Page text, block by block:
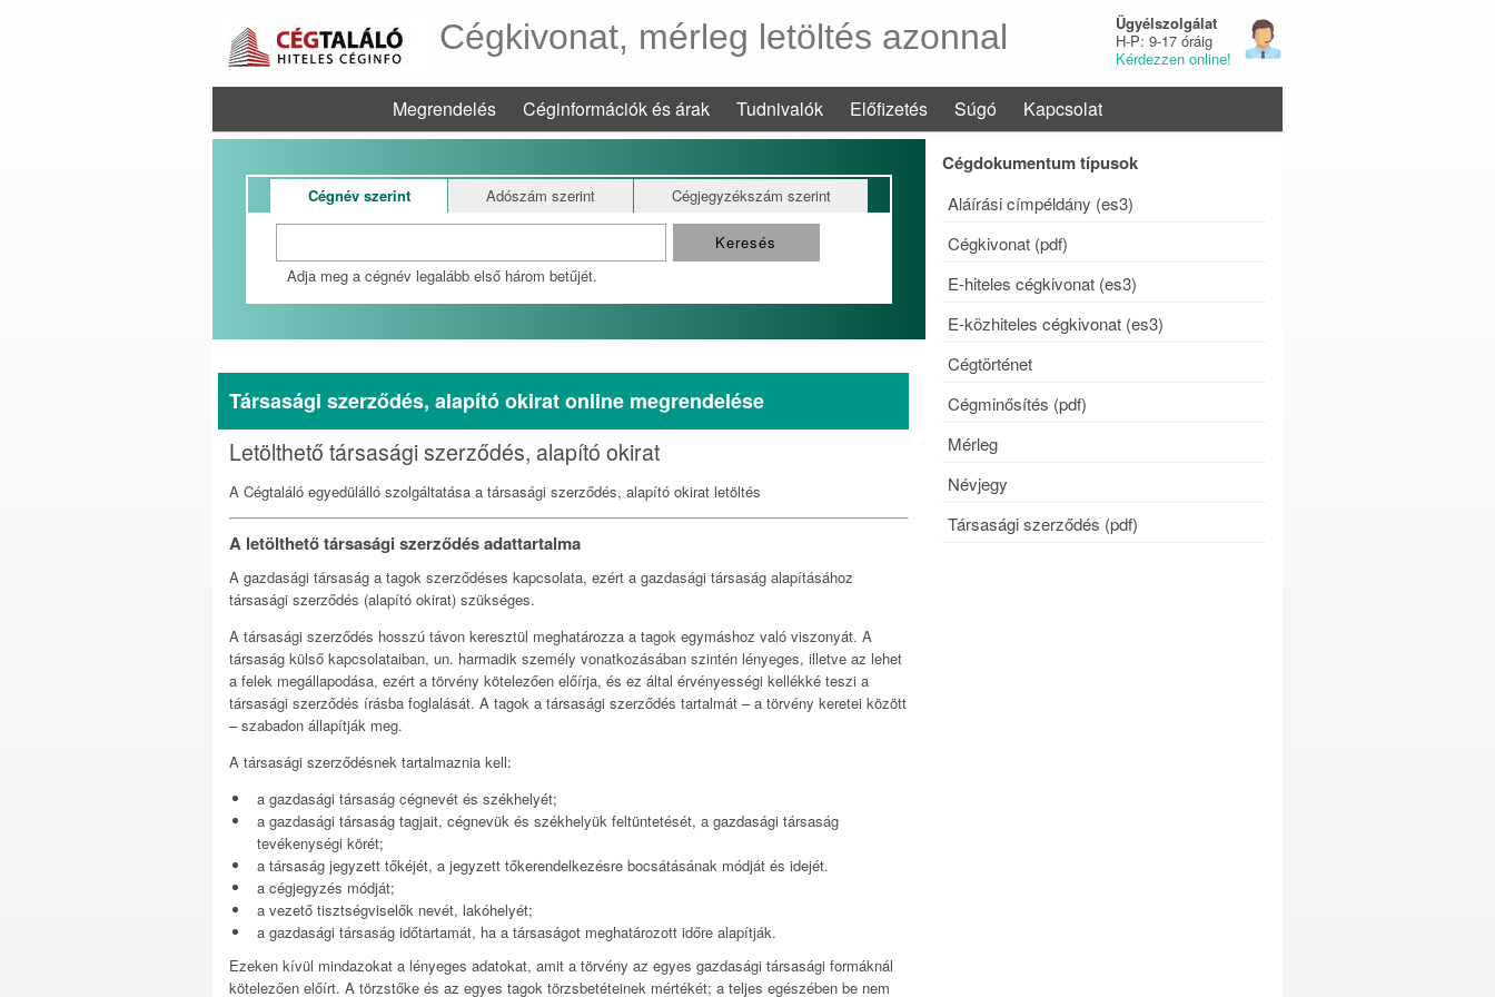
Cégkivonat, mérleg letöltés azonnal
Ügyélszolgálat
H-P: 9-17 óráig
Kérdezzen online!
Megrendelés Céginformációk és árak Tudnivalók Előfizetés Súgó Kapcsolat
Cégnév szerint Adószám szerint Cégjegyzékszám szerint
Adja meg a cégnév legalább első három betűjét.
Cégdokumentum típusok
Aláírási címpéldány (es3)
Cégkivonat (pdf)
E-hiteles cégkivonat (es3)
E-közhiteles cégkivonat (es3)
Cégtörténet
Cégminősítés (pdf)
Mérleg
Névjegy
Társasági szerződés (pdf)
Társasági szerződés, alapító okirat online megrendelése
Letölthető társasági szerződés, alapító okirat
A Cégtaláló egyedülálló szolgáltatása a társasági szerződés, alapító okirat letöltés
A letölthető társasági szerződés adattartalma
A gazdasági társaság a tagok szerződéses kapcsolata, ezért a gazdasági társaság alapításához
társasági szerződés (alapító okirat) szükséges.
A társasági szerződés hosszú távon keresztül meghatározza a tagok egymáshoz való viszonyát. A
társaság külső kapcsolataiban, un. harmadik személy vonatkozásában szintén lényeges, illetve az lehet
a felek megállapodása, ezért a törvény kötelezően előírja, és ez által érvényességi kellékké teszi a
társasági szerződés írásba foglalását. A tagok a társasági szerződés tartalmát – a törvény keretei között
– szabadon állapítják meg.
A társasági szerződésnek tartalmaznia kell:
a gazdasági társaság cégnevét és székhelyét;
a gazdasági társaság tagjait, cégnevük és székhelyük feltüntetését, a gazdasági társaság
tevékenységi körét;
a társaság jegyzett tőkéjét, a jegyzett tőkerendelkezésre bocsátásának módját és idejét.
a cégjegyzés módját;
a vezető tisztségviselők nevét, lakóhelyét;
a gazdasági társaság időtartamát, ha a társaságot meghatározott időre alapítják.
Ezeken kívül mindazokat a lényeges adatokat, amit a törvény az egyes gazdasági társasági formáknál
kötelezően előírt. A törzstőke és az egyes tagok törzsbetéteinek mértékét; a teljes egészében be nem